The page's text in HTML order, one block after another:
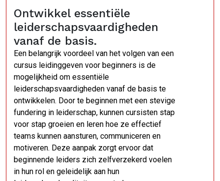
Ontwikkel essentiële
leiderschapsvaardigheden
vanaf de basis.
Een belangrijk voordeel van het volgen van een
cursus leidinggeven voor beginners is de
mogelijkheid om essentiële
leiderschapsvaardigheden vanaf de basis te
ontwikkelen. Door te beginnen met een stevige
fundering in leiderschap, kunnen cursisten stap
voor stap groeien en leren hoe ze effectief
teams kunnen aansturen, communiceren en
motiveren. Deze aanpak zorgt ervoor dat
beginnende leiders zich zelfverzekerd voelen
in hun rol en geleidelijk aan hun